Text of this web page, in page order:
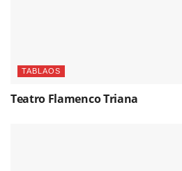
TABLAOS
Teatro Flamenco Triana